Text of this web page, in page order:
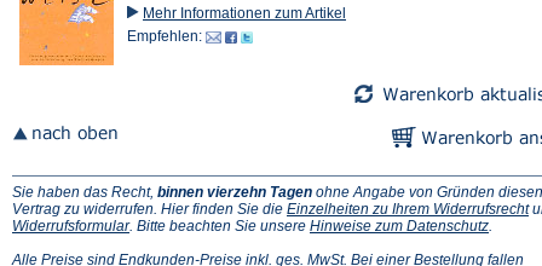
Mehr Informationen zum Artikel
Empfehlen:
Sie haben das Recht, binnen vierzehn Tagen ohne Angabe von Gründen diesen
Vertrag zu widerrufen. Hier finden Sie die Einzelheiten zu Ihrem Widerrufsrecht
Widerrufsformular(Öffnet
einem
. Bitte beachten Sie unsere Hinweise zum Datenschutz(Öffnet
einem
Alle Preise sind Endkunden-Preise inkl. ges. MwSt. Bei einer Bestellung fallen